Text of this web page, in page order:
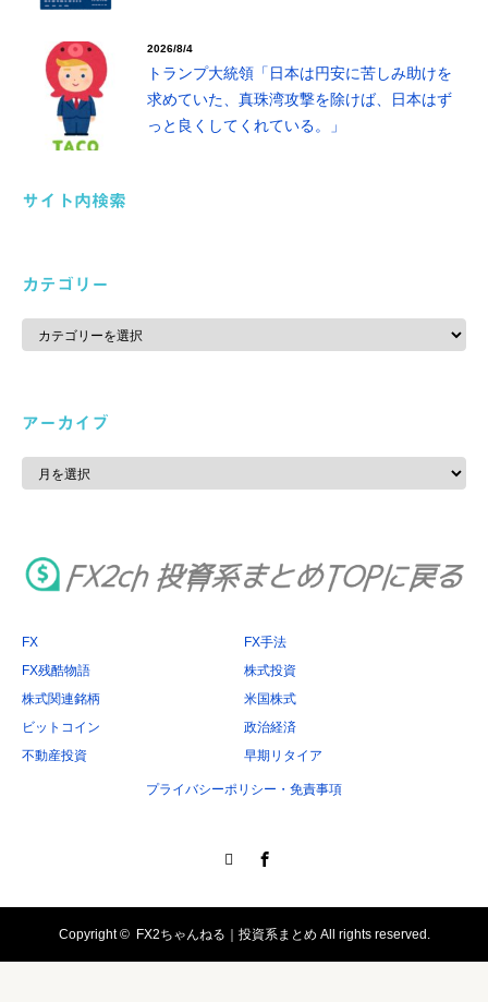
2026/8/4
トランプ大統領「日本は円安に苦しみ助けを
求めていた、真珠湾攻撃を除けば、日本はず
っと良くしてくれている。」
サイト内検索
カテゴリー
カ
ゴ
アーカイブ
ア
カ
FX
FX手法
FX残酷物語
株式投資
株式関連銘柄
米国株式
ビットコイン
政治経済
不動産投資
早期リタイア
プライバシーポリシー・免責事項
Copyright © FX2ちゃんねる｜投資系まとめ All rights reserved.